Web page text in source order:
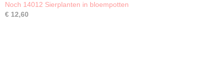
Noch 14012 Sierplanten in bloempotten
€ 12,60